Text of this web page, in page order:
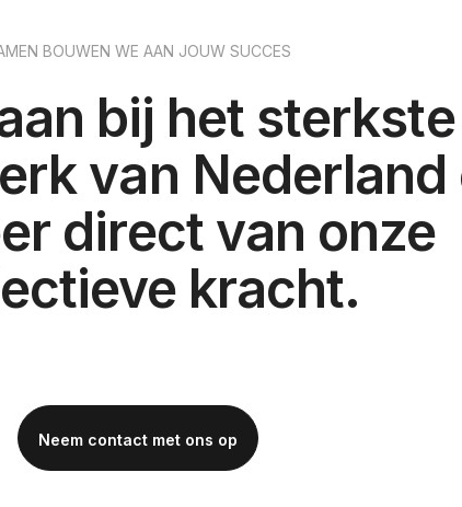
BOUWEN WE AAN JOUW SUCCES
bij het sterkste
van Nederland
direct van onze
kracht.
Neem contact met ons op